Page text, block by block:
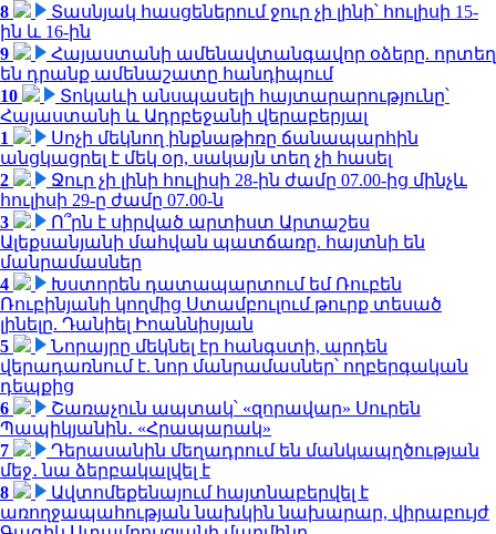
8
Տասնյակ հասցեներում ջուր չի լինի՝ հուլիսի 15-
ին և 16-ին
9
Հայաստանի ամենավտանգավոր օձերը. որտեղ
են դրանք ամենաշատը հանդիպում
10
Տոկաևի անսպասելի հայտարարությունը՝
Հայաստանի և Ադրբեջանի վերաբերյալ
1
Սոչի մեկնող ինքնաթիռը ճանապարհին
անցկացրել է մեկ օր, սակայն տեղ չի հասել
2
Ջուր չի լինի հուլիսի 28-ին ժամը 07.00-ից մինչև
հուլիսի 29-ը ժամը 07.00-ն
3
Ո՞րն է սիրված արտիստ Արտաշես
Ալեքսանյանի մահվան պատճառը. հայտնի են
մանրամասներ
4
Խստորեն դատապարտում եմ Ռուբեն
Ռուբինյանի կողմից Ստամբուլում թուրք տեսած
լինելը. Դանիել Իոաննիսյան
5
Նորայրը մեկնել էր հանգստի, արդեն
վերադառնում է. նոր մանրամասներ՝ ողբերգական
դեպքից
6
Շառաչուն ապտակ՝ «զորավար» Սուրեն
Պապիկյանին․ «Հրապարակ»
7
Դերասանին մեղադրում են մանկապղծության
մեջ․ նա ձերբակալվել է
8
Ավտոմեքենայում հայտնաբերվել է
առողջապահության նախկին նախարար, վիրաբույժ